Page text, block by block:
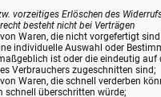
vorzeitiges Erlöschen des
besteht nicht bei Verträgen
Waren, die nicht vorgefertigt
individuelle Auswahl oder
ist oder die eindeutig auf
Verbrauchers zugeschnitten sind;
Waren, die schnell verderben
schnell überschritten würde;